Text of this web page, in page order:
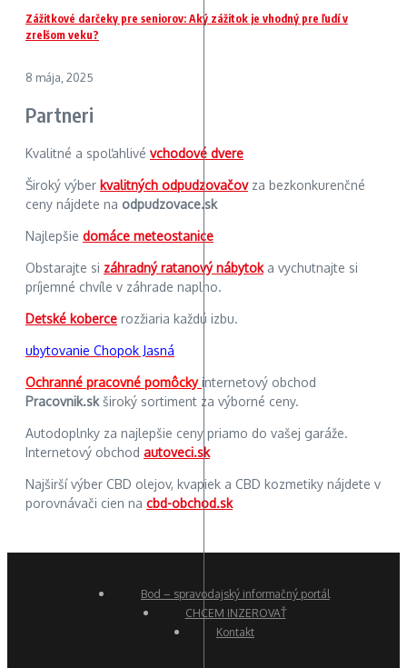
Zážitkové darčeky pre seniorov: Aký zážitok je vhodný pre ľudí v
zrelšom veku?
8 mája, 2025
Partneri
Kvalitné a spoľahlivé vchodové dvere
Široký výber kvalitných odpudzovačovza bezkonkurenčné
ceny nájdete na odpudzovace.sk
Najlepšie domáce meteostanice
Obstarajte si záhradný ratanový nábytoka vychutnajte si
príjemné chvíle v záhrade naplno.
Detské koberce rozžiaria každú izbu.
ubytovanie Chopok Jasná
Ochranné pracovné pomôckyinternetový obchod
Pracovnik.skširoký sortiment za výborné ceny.
Autodoplnky za najlepšie ceny priamo do vašej garáže.
Internetový obchod autoveci.sk
Najširší výber CBD olejov, kvapiek a CBD kozmetiky nájdete v
porovnávači cien na cbd-obchod.sk
Bod – spravodajský informačný portál
CHCEM INZEROVAŤ
Kontakt